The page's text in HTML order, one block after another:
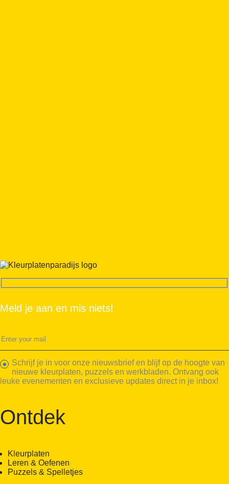
Meld je aan en mis niets!
Schrijf je in voor onze nieuwsbrief en blijf op de hoogte van
nieuwe kleurplaten, puzzels en werkbladen. Ontvang ook
leuke evenementen en exclusieve updates direct in je inbox!
Ontdek
Kleurplaten
Leren & Oefenen
Puzzels & Spelletjes